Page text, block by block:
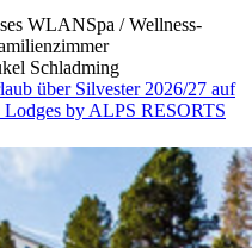
WLANSpa / Wellness-
Schladming
über Silvester 2026/27 auf
by ALPS RESORTS